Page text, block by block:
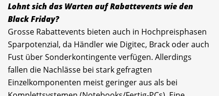
Lohnt sich das Warten auf Rabattevents wie den
Black Friday?
Grosse Rabattevents bieten auch in Hochpreisphasen
Sparpotenzial, da Händler wie Digitec, Brack oder auch
Fust über Sonderkontingente verfügen. Allerdings
fallen die Nachlässe bei stark gefragten
Einzelkomponenten meist geringer aus als bei